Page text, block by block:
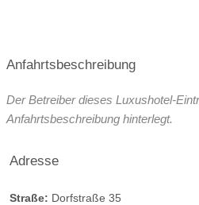
Anfahrtsbeschreibung
Der Betreiber dieses Luxushotel-
Anfahrtsbeschreibung hinterlegt.
Adresse
Straße: Dorfstraße 35